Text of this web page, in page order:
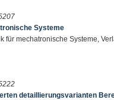
Systeme
für mechatronische Systeme,
detaillierungsvarianten